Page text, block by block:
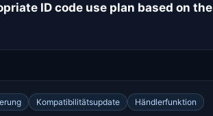
ID code use plan based on the
Kompatibilitätsupdate
Händlerfunktion